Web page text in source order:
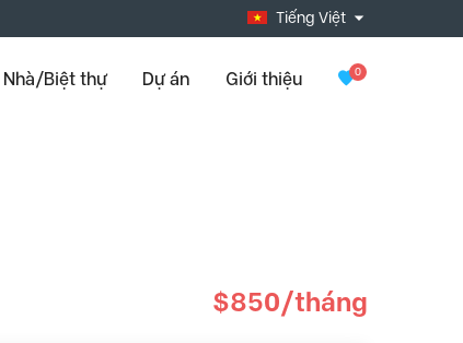
Tiếng Việt
Nhà/Biệt thự Dự án Giới thiệu 0
$850/tháng